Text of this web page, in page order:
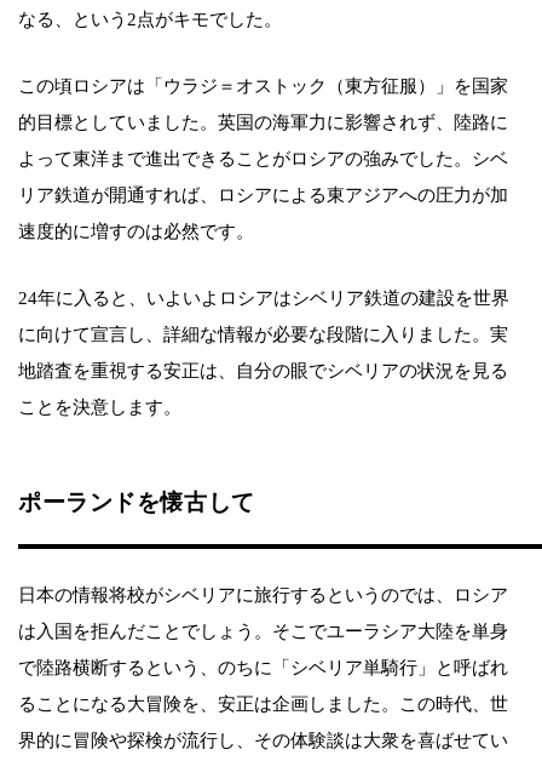
なる、という2点がキモでした。
この頃ロシアは「ウラジ＝オストック（東方征服）」を国家
的目標としていました。英国の海軍力に影響されず、陸路に
よって東洋まで進出できることがロシアの強みでした。シベ
リア鉄道が開通すれば、ロシアによる東アジアへの圧力が加
速度的に増すのは必然です。
24年に入ると、いよいよロシアはシベリア鉄道の建設を世界
に向けて宣言し、詳細な情報が必要な段階に入りました。実
地踏査を重視する安正は、自分の眼でシベリアの状況を見る
ことを決意します。
ポーランドを懐古して
日本の情報将校がシベリアに旅行するというのでは、ロシア
は入国を拒んだことでしょう。そこでユーラシア大陸を単身
で陸路横断するという、のちに「シベリア単騎行」と呼ばれ
ることになる大冒険を、安正は企画しました。この時代、世
界的に冒険や探検が流行し、その体験談は大衆を喜ばせてい